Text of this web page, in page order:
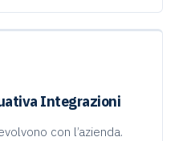
Integrazioni
con l’azienda.